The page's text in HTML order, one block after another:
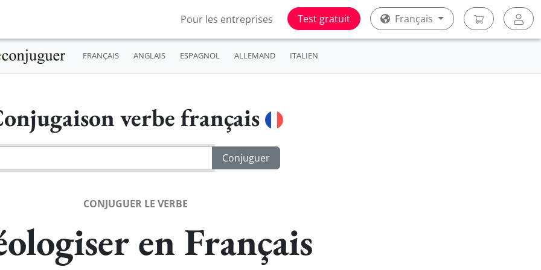
Pour les entreprises Test gratuit Français
FRANÇAIS ANGLAIS ESPAGNOL ALLEMAND ITALIEN
verbe français
CONJUGUER LE VERBE
en Français